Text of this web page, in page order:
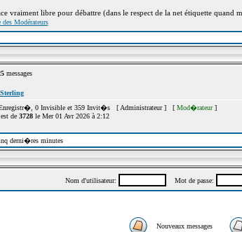
vraiment libre pour débattre (dans le respect de la net étiquette quand
des Modérateurs
messages
Sterling
0 Invisible et 359 Invit�s [ Administrateur] [ Mod�rateur]
de 3728le Mer 01 Avr 2026 à 2:12
derni�res minutes
Nom d'utilisateur: Mot de passe:
Nouveaux messages